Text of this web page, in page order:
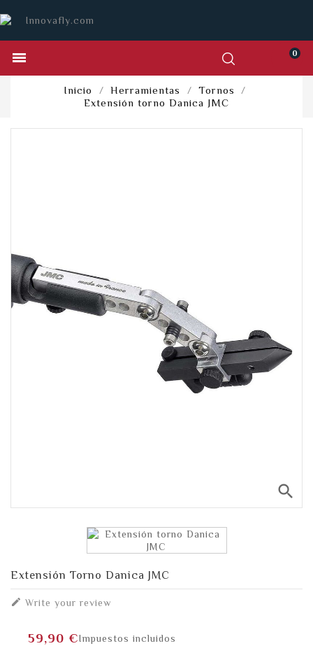
 0
Inicio Herramientas
Tornos
Extensión torno Danica JMC
search
Extensión Torno Danica JMC
 Write your review
59,90 €Impuestos incluidos